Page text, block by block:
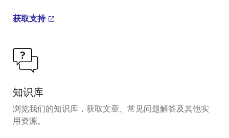
获取支持
知识库
浏览我们的知识库，获取文章、常见问题解答及其他实
用资源。